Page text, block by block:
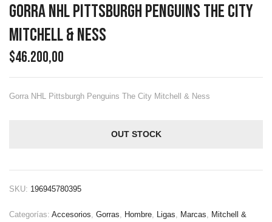
Gorra NHL Pittsburgh Penguins The City
Mitchell & Ness
$46.200,00
Gorra NHL Pittsburgh Penguins The City Mitchell & Ness
OUT STOCK
SKU: 196945780395
Categorías: Accesorios, Gorras, Hombre, Ligas, Marcas, Mitchell &